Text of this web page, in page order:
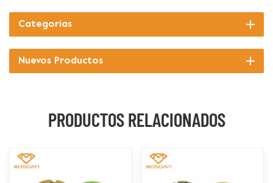
Categorías
Nuevos Productos
PRODUCTOS RELACIONADOS